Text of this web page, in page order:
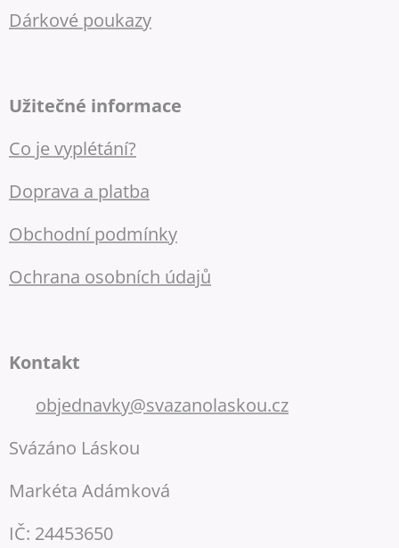
Dárkové poukazy
Užitečné informace
Co je vyplétání?
Doprava a platba
Obchodní podmínky
Ochrana osobních údajů
Kontakt
objednavky@svazanolaskou.cz
Svázáno Láskou
Markéta Adámková
IČ: 24453650